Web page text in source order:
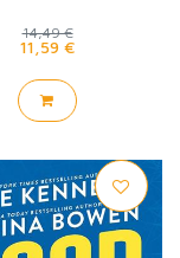
14,49 €
11,59 €